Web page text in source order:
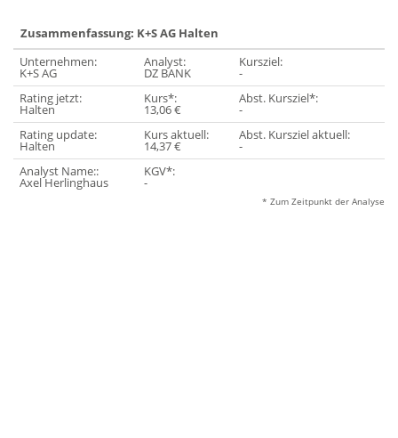
Zusammenfassung: K+S AG Halten
Unternehmen:
K+S AG
Analyst:
DZ BANK
Kursziel:
-
Rating jetzt:
Halten
Kurs*:
13,06 €
Abst. Kursziel*:
-
Rating update:
Halten
Kurs aktuell:
14,37 €
Abst. Kursziel aktuell:
-
Analyst Name::
Axel Herlinghaus
KGV*:
-
* Zum Zeitpunkt der Analyse